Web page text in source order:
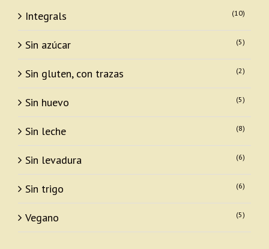
Integrals (10)
Sin azúcar (5)
Sin gluten, con trazas (2)
Sin huevo (5)
Sin leche (8)
Sin levadura (6)
Sin trigo (6)
Vegano (5)